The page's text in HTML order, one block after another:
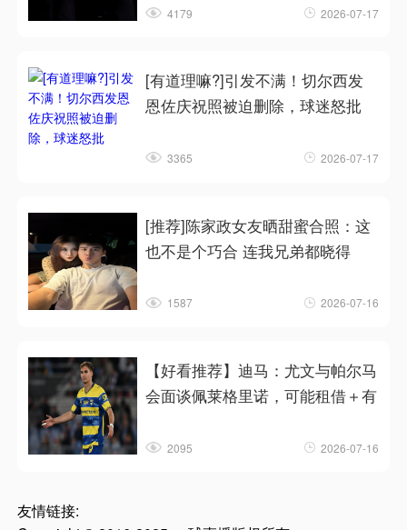
4179 2026-07-17
[有道理嘛?]引发不满！切尔西发
恩佐庆祝照被迫删除，球迷怒批
3365 2026-07-17
[推荐]陈家政女友晒甜蜜合照：这
也不是个巧合 连我兄弟都晓得
1587 2026-07-16
【好看推荐】迪马：尤文与帕尔马
会面谈佩莱格里诺，可能租借＋有
2095 2026-07-16
友情链接: